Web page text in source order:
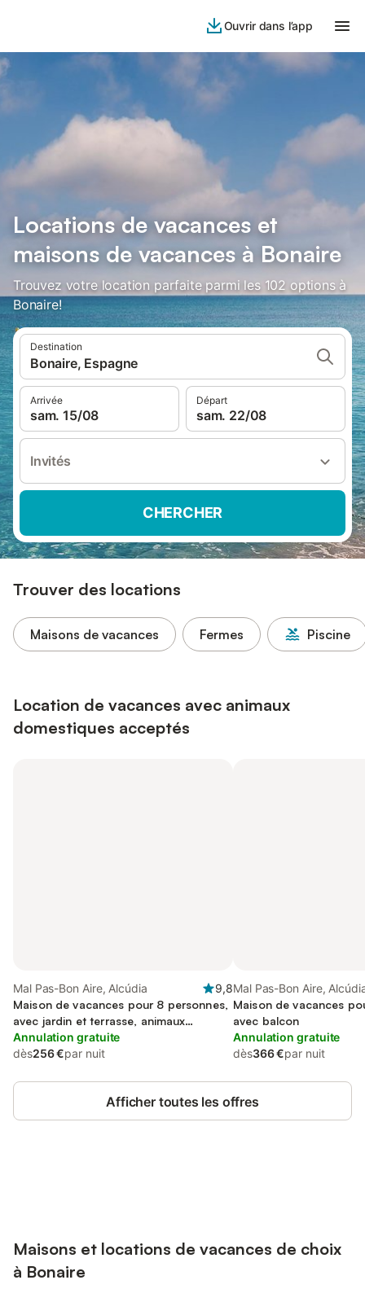
Ouvrir dans l’app
Locations de vacances et
maisons de vacances à Bonaire
Trouvez votre location parfaite parmi les 102 options à
Bonaire!
Destination
Bonaire, Espagne
Arrivée
sam. 15/08
Départ
sam. 22/08
Invités
CHERCHER
Trouver des locations
Maisons de vacances Fermes Piscine
Location de vacances avec animaux
domestiques acceptés
Mal Pas-Bon Aire, Alcúdia
9,8
Maison de vacances pour 8 personnes,
avec jardin et terrasse, animaux
acceptés
Annulation gratuite
dès256 €par nuit
Mal Pas-Bon Aire,
Maison de vacances
avec balcon
Annulation gratuite
dès366 €par nuit
Afficher toutes les offres
Maisons et locations de vacances de choix
à Bonaire